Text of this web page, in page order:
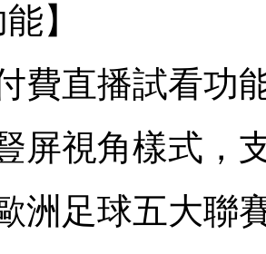
】
費直播試看功
屏視角樣式，
洲足球五大聯